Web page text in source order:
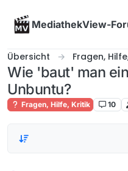
MediathekView-
Übersicht Fragen,
Wie 'baut' man
Unbuntu?
Fragen, Hilfe, Kritik 10